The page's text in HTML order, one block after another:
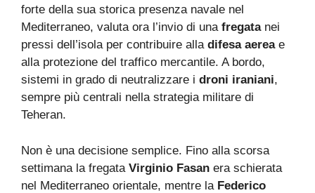
forte della sua storica presenza navale nel
Mediterraneo, valuta ora l’invio di una fregatanei
pressi dell’isola per contribuire alla difesa aereae
alla protezione del traffico mercantile. A bordo,
sistemi in grado di neutralizzare i droni iraniani,
sempre più centrali nella strategia militare di
Teheran.
Non è una decisione semplice. Fino alla scorsa
settimana la fregata Virginio Fasan era schierata
nel Mediterraneo orientale, mentre la Federico